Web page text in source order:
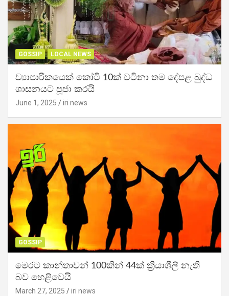
GOSSIP LOCAL NEWS
ව්‍යාපාරිකයෙක් කෝටි 10ක් වටිනා තම දේපළ බුද්ධ
ශාසනයට පූජා කරයි
June 1, 2025 iri news
GOSSIP
මෙරට කාන්තාවන් 100කින් 44ක් ක්‍රියාශීලී නැති
බව හෙළිවෙයි
March 27, 2025 iri news